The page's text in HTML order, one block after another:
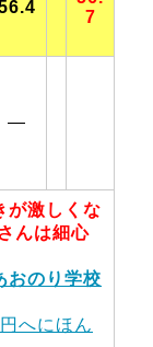
7
―
が激しくな
んは細心
おのり学校
にほん